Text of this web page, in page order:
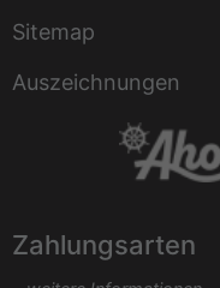
Sitemap
Auszeichnungen
Zahlungsarten